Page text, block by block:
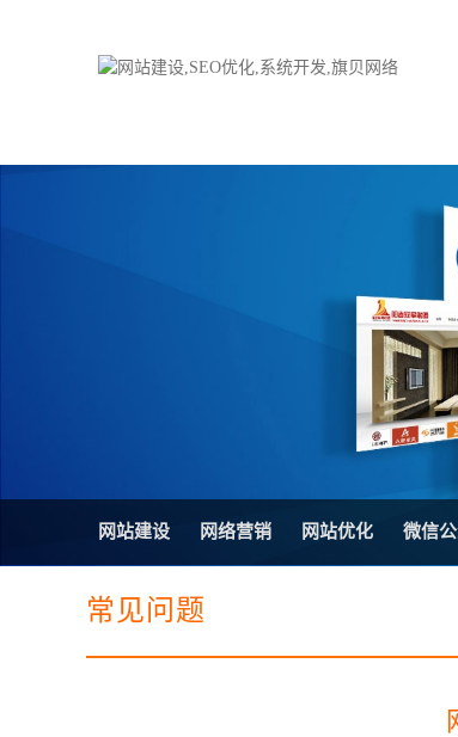
微信平台建设
电子商务商城建设
H5响
防伪
外贸
三级
网站
在线
品牌
营销
网站建设 网络营销 网站优化 微信
常见问题